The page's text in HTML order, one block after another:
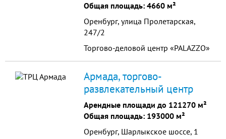
Общая площадь: 4660 м²
Оренбург, улица Пролетарская,
247/2
Торгово-деловой центр «PALAZZO»
Армада, торгово-
развлекательный центр
Арендные площади до 121270 м²
Общая площадь: 193000 м²
Оренбург, Шарлыкское шоссе, 1